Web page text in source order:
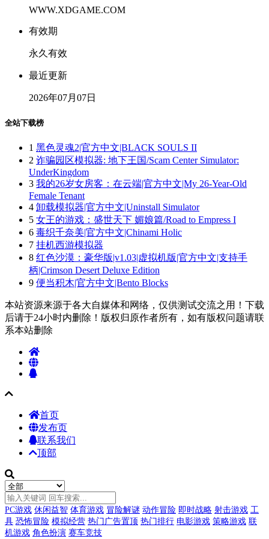
WWW.XDGAME.COM
有效期
永久有效
最近更新
2026年07月07日
全站下载榜
1 黑色灵魂2|官方中文|BLACK SOULS II
2 诈骗园区模拟器: 地下王国/Scam Center Simulator:
UnderKingdom
3 我的26岁女房客：在云端|官方中文|My 26-Year-Old
Female Tenant
4 卸载模拟器|官方中文|Uninstall Simulator
5 女王的游戏：盛世天下 媚娘篇/Road to Empress I
6 毒织千奈美|官方中文|Chinami Holic
7 挂机西游模拟器
8 红色沙漠：豪华版|v1.03|虚拟机版|官方中文|支持手
柄|Crimson Desert Deluxe Edition
9 便当积木|官方中文|Bento Blocks
本站资源来源于各大自媒体和网络，仅供测试交流之用！下载
后请于24小时内删除！版权归原作者所有，如有版权问题请联
系本站删除
首页
发布页
联系我们
顶部
PC游戏 休闲益智 体育游戏 冒险解谜 动作冒险 即时战略 射击游戏 工
具 恐怖冒险 模拟经营 热门广告置顶 热门排行 电影游戏 策略游戏 联
机游戏 角色扮演 赛车竞技